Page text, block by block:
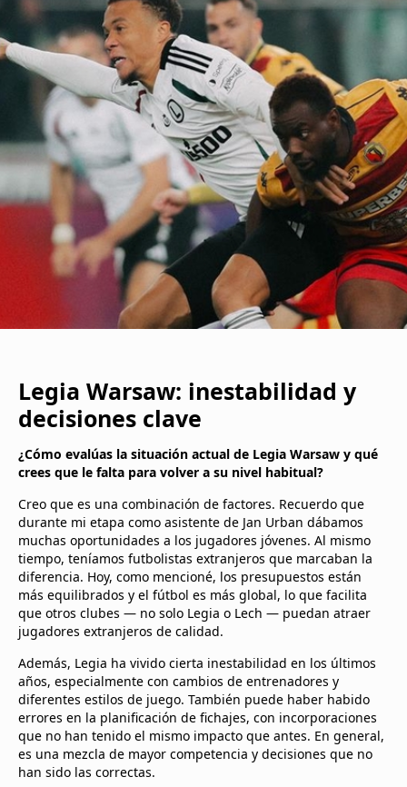
Legia Warsaw: inestabilidad y
decisiones clave
¿Cómo evalúas la situación actual de Legia Warsaw y qué
crees que le falta para volver a su nivel habitual?
Creo que es una combinación de factores. Recuerdo que
durante mi etapa como asistente de Jan Urban dábamos
muchas oportunidades a los jugadores jóvenes. Al mismo
tiempo, teníamos futbolistas extranjeros que marcaban la
diferencia. Hoy, como mencioné, los presupuestos están
más equilibrados y el fútbol es más global, lo que facilita
que otros clubes — no solo Legia o Lech — puedan atraer
jugadores extranjeros de calidad.
Además, Legia ha vivido cierta inestabilidad en los últimos
años, especialmente con cambios de entrenadores y
diferentes estilos de juego. También puede haber habido
errores en la planificación de fichajes, con incorporaciones
que no han tenido el mismo impacto que antes. En general,
es una mezcla de mayor competencia y decisiones que no
han sido las correctas.